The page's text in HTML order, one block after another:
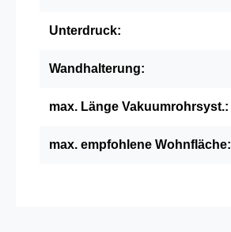
Unterdruck:
Wandhalterung:
max. Länge Vakuumrohrsyst.:
max. empfohlene Wohnfläche: